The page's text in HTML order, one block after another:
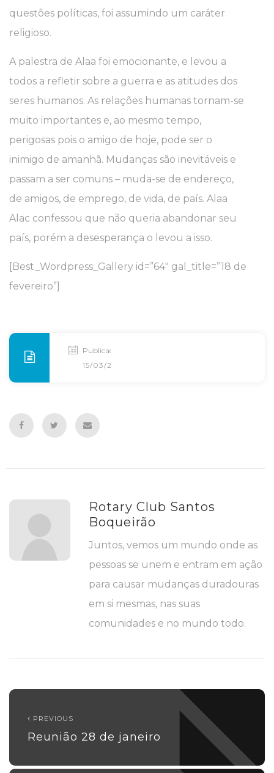
questões políticas, foi assumindo um caráter
religioso.
A palestra de Alaa foi emocionante, e levou a
todos a refletir sobre a guerra e as atitudes dos
seres humanos. As relações humanas tornam-se
muito importantes e, ao mesmo tempo,
perigosas pois o amigo de hoje, pode ser o
inimigo de amanhã. Mudanças são inevitáveis e
passam a ser comuns – muda-se de endereço,
de amigos, de emprego, de vida, de país. Alaa
Alac confessou que não queria abandonar seu
país, porém a desesperança o levou a isso.
[Best_Wordpress_Gallery id=”64″ gal_title=”18 de
fevereiro”]
Publicado
15/03/2016
Rotary Club Santos
Boqueirão
Juntos, vemos um mundo onde as
pessoas se unem e entram em ação
para causar mudanças duradouras
em si mesmas, nas suas
comunidades e no mundo todo.
PREVIOUS
Reunião 28 de janeiro